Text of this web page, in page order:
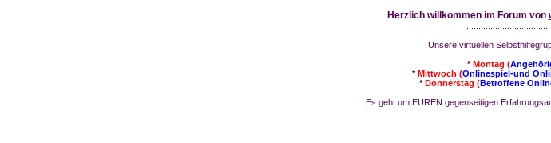
Herzlich willkommen im Forum von
Unsere virtuellen
*Montag (
*Mittwoch (Onlinespiel-und
*Donnerstag (Betroffene
Es geht um EUREN gegenseitigen